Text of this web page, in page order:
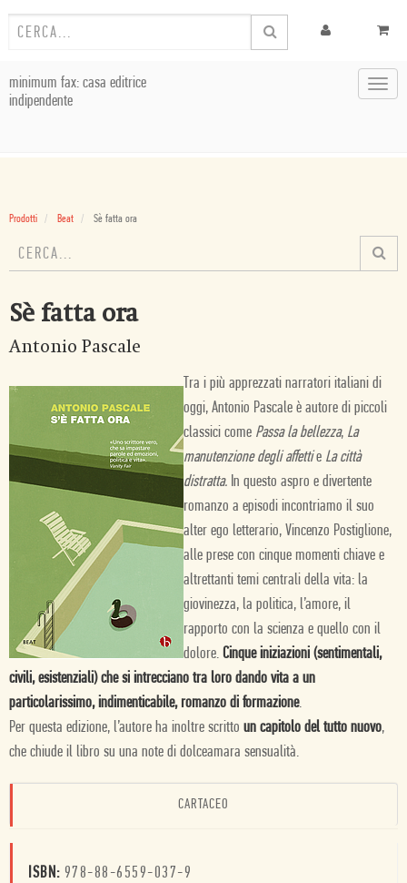
minimum fax: casa editrice
indipendente
Prodotti Beat Sè fatta ora
Sè fatta ora
Antonio Pascale
Tra i più apprezzati narratori italiani di
oggi, Antonio Pascale è autore di piccoli
classici come Passa la bellezza, La
manutenzione degli affettie La città
distratta. In questo aspro e divertente
romanzo a episodi incontriamo il suo
alter ego letterario, Vincenzo Postiglione,
alle prese con cinque momenti chiave e
altrettanti temi centrali della vita: la
giovinezza, la politica, l’amore, il
rapporto con la scienza e quello con il
dolore. Cinque iniziazioni (sentimentali,
civili, esistenziali) che si intrecciano tra loro dando vita a un
particolarissimo, indimenticabile, romanzo di formazione.
Per questa edizione, l’autore ha inoltre scritto un capitolo del tutto nuovo,
che chiude il libro su una note di dolceamara sensualità.
CARTACEO
ISBN: 978-88-6559-037-9